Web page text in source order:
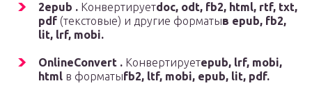
2epub . Конвертируетdoc, odt, fb2, html, rtf, txt,
pdf (текстовые) и другие форматыв epub, fb2,
lit, lrf, mobi.
OnlineConvert . Конвертируетepub, lrf, mobi,
html в форматыfb2, ltf, mobi, epub, lit, pdf.